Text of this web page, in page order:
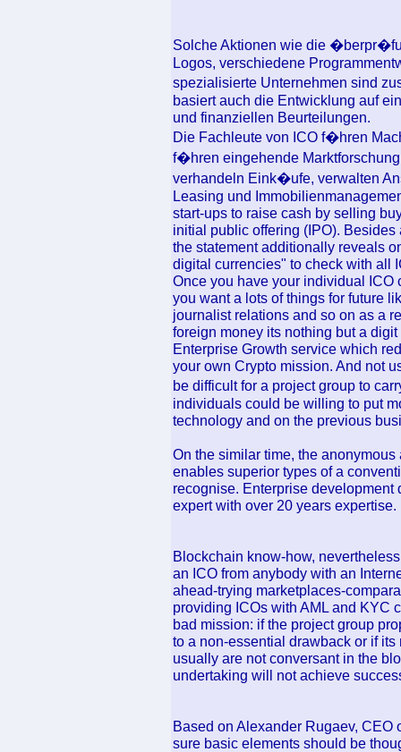
Solche Aktionen wie die
Logos, verschiedene
spezialisierte Unternehmen sind
basiert auch die Entwicklung auf
und finanziellen Beurteilungen.
Die Fachleute von ICO f�hren
f�hren eingehende
verhandeln Eink�ufe, verwalten
Leasing und
start-ups to raise cash by selling
initial public offering (IPO).
the statement additionally reveals
digital currencies" to check with all
Once you have your individual ICO
you want a lots of things for future
journalist relations and so on as a
foreign money its nothing but a
Enterprise Growth service which
your own Crypto mission. And not
be difficult for a project group to
individuals could be willing to put
technology and on the previous
On the similar time, the
enables superior types of a
recognise. Enterprise
expert with over 20 years expertise.
Blockchain know-how,
an ICO from anybody with an
ahead-trying marketplaces-
providing ICOs with AML and KYC
bad mission: if the project group
to a non-essential drawback or if
usually are not conversant in the
undertaking will not achieve
Based on Alexander Rugaev, CEO
sure basic elements should be